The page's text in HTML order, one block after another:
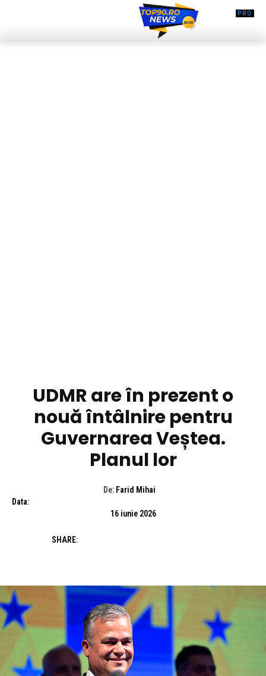
UDMR are în prezent o
nouă întâlnire pentru
Guvernarea Veștea.
Planul lor
De: Farid Mihai
Data:
16 iunie 2026
SHARE: